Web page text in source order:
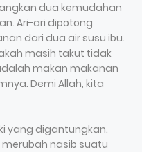
dua kemudahan
Ari-ari dipotong
dari dua air susu ibu.
masih takut tidak
makan makanan
Demi Allah, kita
yang digantungkan.
nasib suatu